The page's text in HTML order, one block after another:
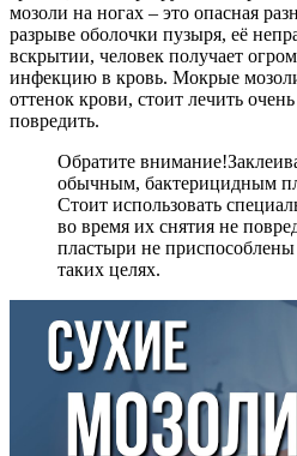
мозоли на ногах – это опасная
разрыве оболочки пузыря, её
вскрытии, человек получает
инфекцию в кровь. Мокрые
оттенок крови, стоит лечить
повредить.
Обратите внимание!
обычным, бактерицидным
Стоит использовать
во время их снятия не
пластыри не приспособлены
таких целях.